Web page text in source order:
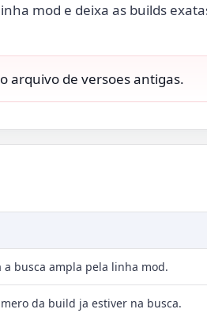
mod e deixa as builds
arquivo de versoes antigas.
busca ampla pela linha mod.
da build ja estiver na busca.